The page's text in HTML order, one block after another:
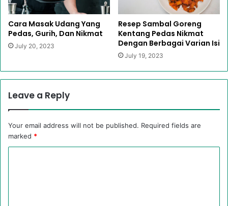
Cara Masak Udang Yang
Pedas, Gurih, Dan Nikmat
July 20, 2023
Resep Sambal Goreng
Kentang Pedas Nikmat
Dengan Berbagai Varian Isi
July 19, 2023
Leave a Reply
Your email address will not be published. Required fields are
marked *